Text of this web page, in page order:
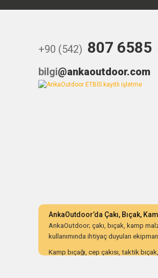
+90 (542) 807 6585
bilgi@ankaoutdoor.com
AnkaOutdoor’da Çakı, Bıçak,
AnkaOutdoor; çakı, bıçak, kamp
kullanımında ihtiyaç duyulan
Kamp bıçağı, cep çakısı, taktik